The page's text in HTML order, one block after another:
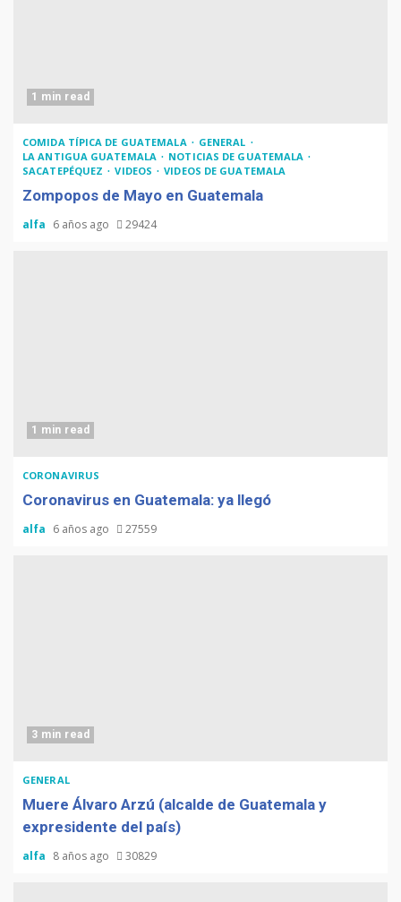
1 min read
COMIDA TÍPICA DE GUATEMALA
GENERAL
LA ANTIGUA GUATEMALA
NOTICIAS DE GUATEMALA
SACATEPÉQUEZ
VIDEOS VIDEOS DE GUATEMALA
Zompopos de Mayo en Guatemala
alfa 6 años ago 29424
1 min read
CORONAVIRUS
Coronavirus en Guatemala: ya llegó
alfa 6 años ago 27559
3 min read
GENERAL
Muere Álvaro Arzú (alcalde de Guatemala y
expresidente del país)
alfa 8 años ago 30829